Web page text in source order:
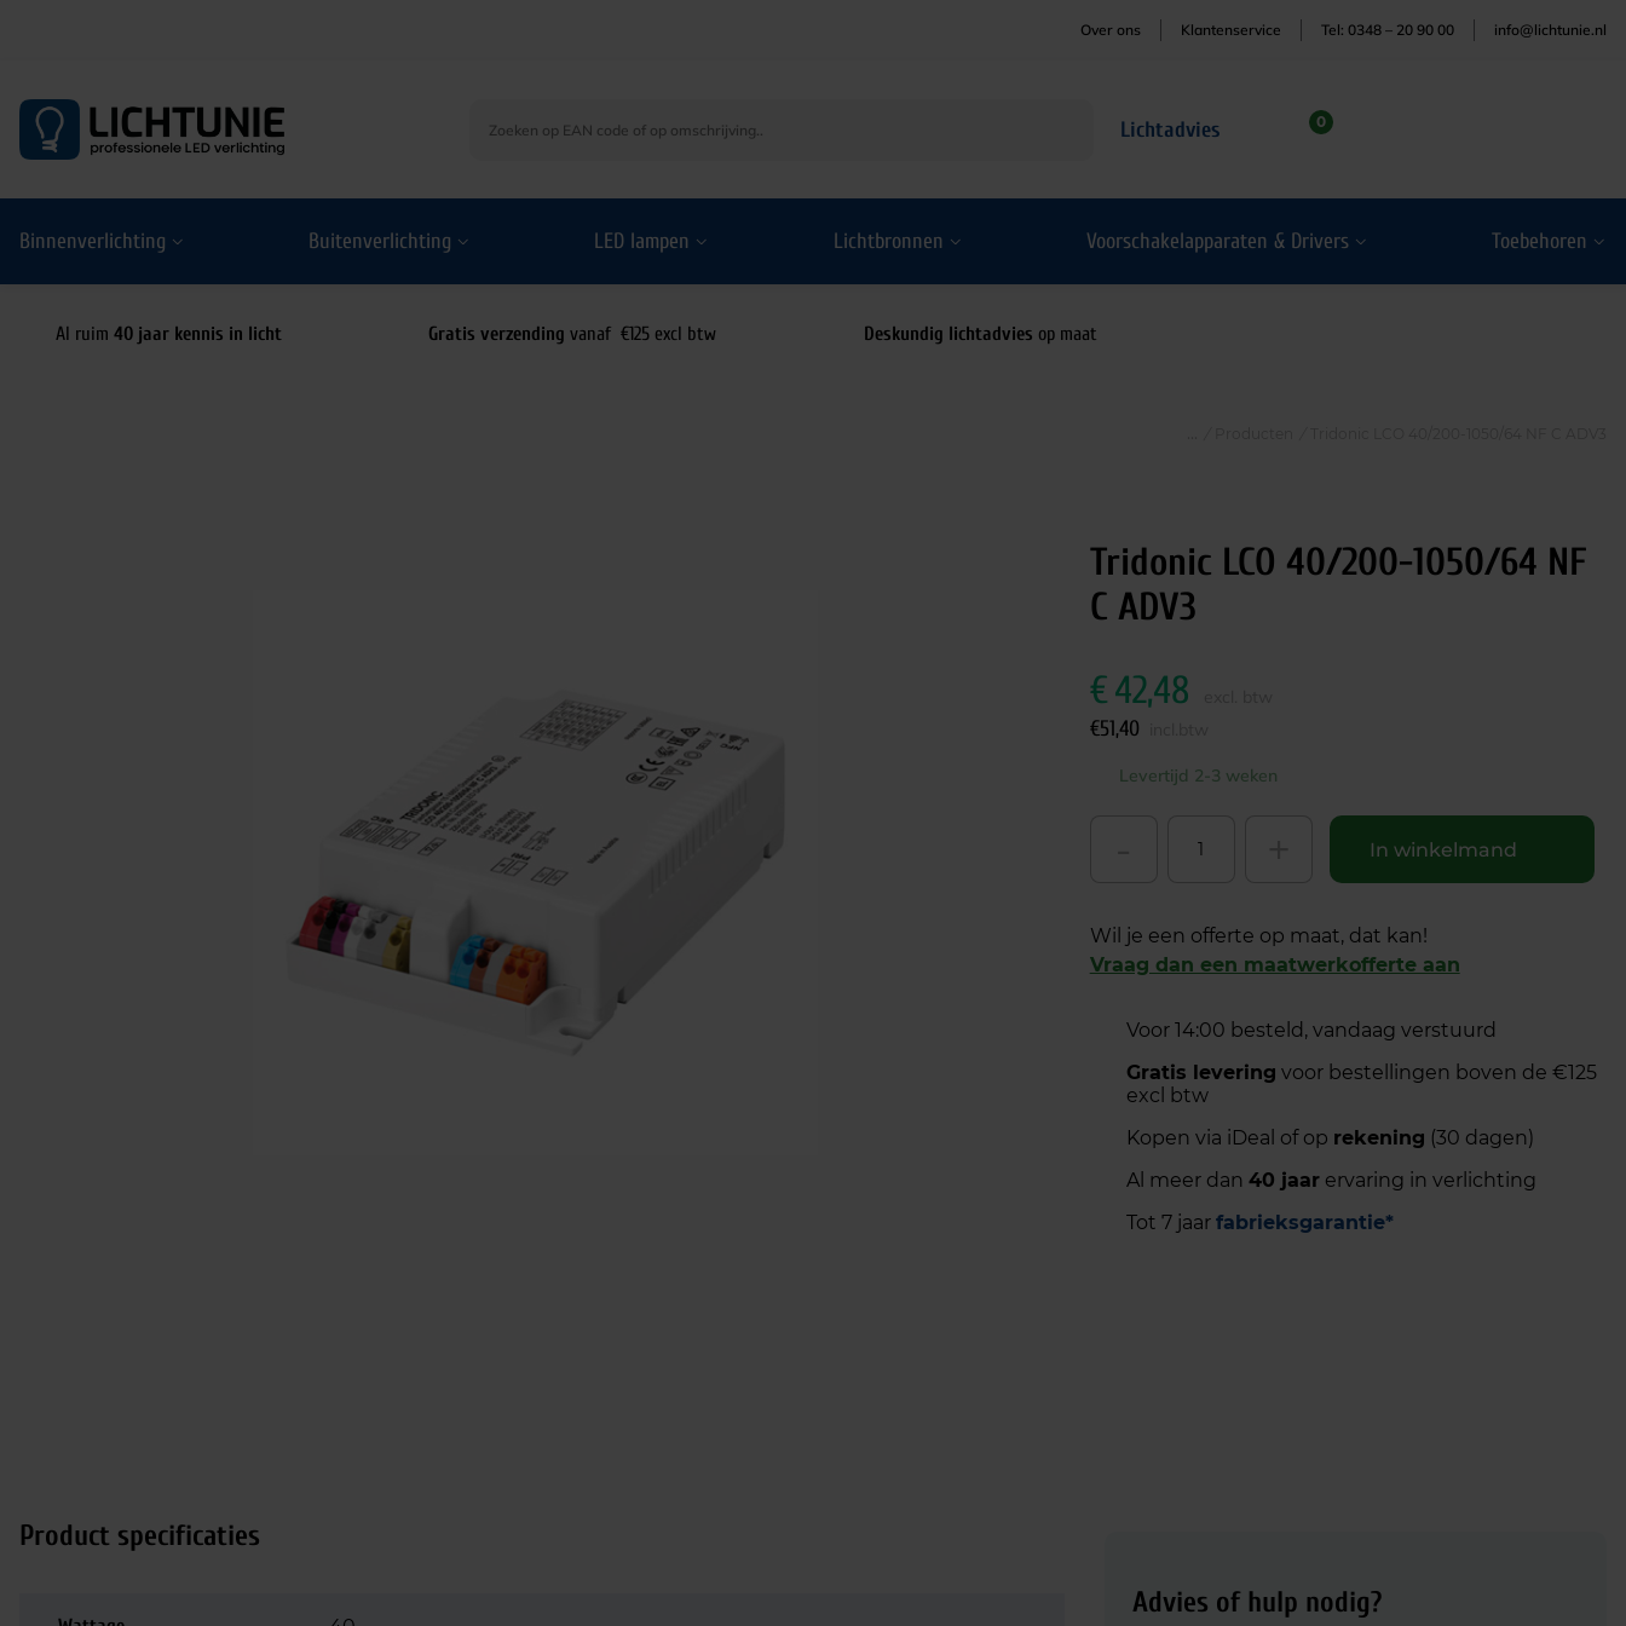
Over ons Klantenservice Tel: 0348 – 20 90 00 info@lichtunie.nl
Lichtadvies 0
Binnenverlichting Buitenverlichting LED lampen Lichtbronnen Voorschakelapparaten & Drivers Toebehoren
Al ruim 40 jaar kennis in licht Gratis verzending vanaf €125 excl btw Deskundig lichtadvies op maat
Tridonic LCO 40/200-1050/64 NF
C ADV3
€42,48
€51,40
Levertijd 2-3 weken
In winkelmand
Wil je een offerte op maat, dat kan!
Vraag dan een maatwerkofferte aan
Voor 14:00 besteld, vandaag verstuurd
Gratis levering voor bestellingen boven de €125
excl btw
Kopen via iDeal of op rekening (30 dagen)
Al meer dan 40 jaarervaring in verlichting
Tot 7 jaar fabrieksgarantie*
Product specificaties
Advies of hulp nodig?